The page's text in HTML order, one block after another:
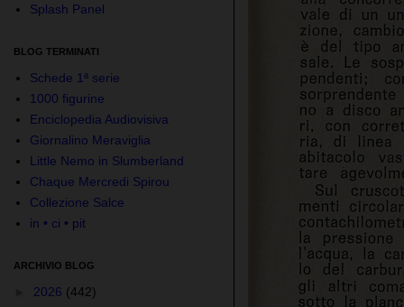
Splash Panel
BLOG TERMINATI
Schede 1ª serie
1000 figurine
Enciclopedia Audiovisiva
Giornalino Meraviglia
Little Nemo in Slumberland
Chaque Mercredi Spirou
Collezione Salce
in • ci • pit
ARCHIVIO BLOG
2026 (442)